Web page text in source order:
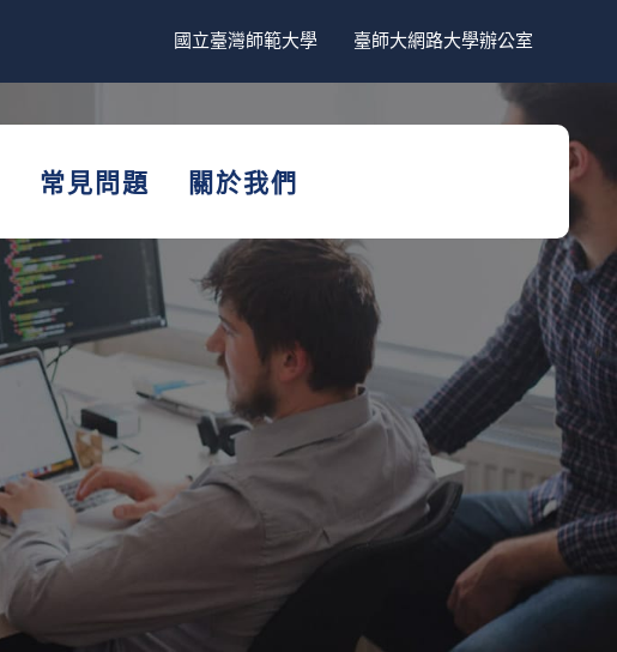
國立臺灣師範大學 臺師大網路大學辦公室
常見問題 關於我們